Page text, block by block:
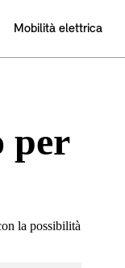
per
la possibilità